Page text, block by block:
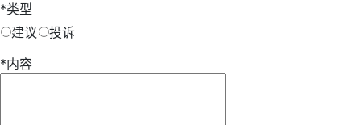
*类型
建议
投诉
*内容